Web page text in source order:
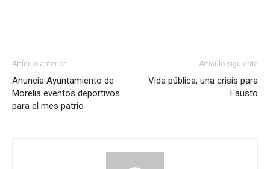
Artículo anterior
Anuncia Ayuntamiento de
Morelia eventos deportivos
para el mes patrio
Artículo siguiente
Vida pública, una crisis para
Fausto